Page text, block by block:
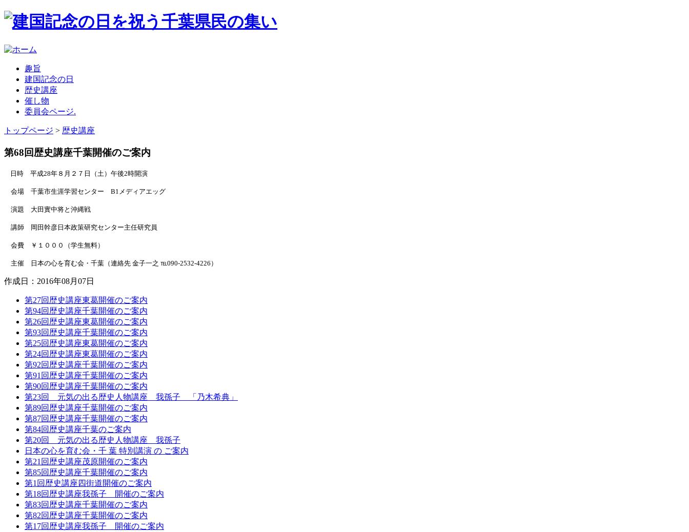
趣旨
建国記念の日
歴史講座
催し物
委員会ページ.
トップページ > 歴史講座
第68回歴史講座千葉開催のご案内
日時 平成28年８ 月２７日（土）午後2時開演
会場 千葉市生涯学習センター B1メディアエッグ
演題 大田實中将と沖縄戦
講師 岡田幹彦日本政策研究センター主任研究員
会費 ￥１０００（学生無料）
主催 日本の心を育む会・千葉（連絡先 金子一之 ℡090-2532-4226）
作成日：2016年08月07日
第27回歴史講座東葛開催のご案内
第94回歴史講座千葉開催のご案内
第26回歴史講座東葛開催のご案内
第93回歴史講座千葉開催のご案内
第25回歴史講座東葛開催のご案内
第24回歴史講座東葛開催のご案内
第92回歴史講座千葉開催のご案内
第91回歴史講座千葉開催のご案内
第90回歴史講座千葉開催のご案内
第23回 元気の出る歴史人物講座 我孫子 「乃木希典」
第89回歴史講座千葉開催のご案内
第87回歴史講座千葉開催のご案内
第84回歴史講座千葉のご案内
第20回 元気の出る歴史人物講座 我孫子
日本の心を育む会・千 葉 特別講演 の ご案内
第21回歴史講座茂原開催のご案内
第85回歴史講座千葉開催のご案内
第1回歴史講座四街道開催のご案内
第18回歴史講座我孫子 開催のご案内
第83回歴史講座千葉開催のご案内
第82回歴史講座千葉開催のご案内
第17回歴史講座我孫子 開催のご案内